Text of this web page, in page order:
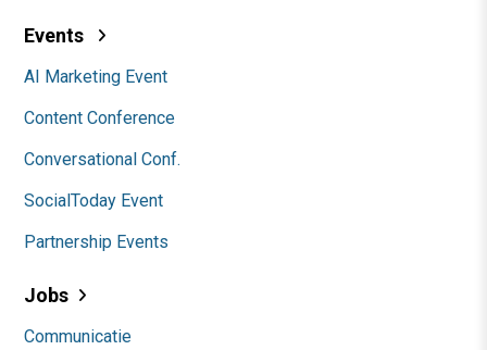
Events
AI Marketing Event
Content Conference
Conversational Conf.
SocialToday Event
Partnership Events
Jobs
Communicatie